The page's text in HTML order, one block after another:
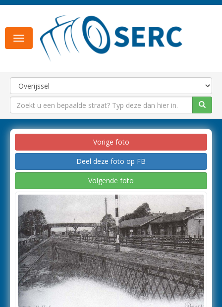
Toggle
navigation
Vorige foto
Deel deze foto op FB
Volgende foto